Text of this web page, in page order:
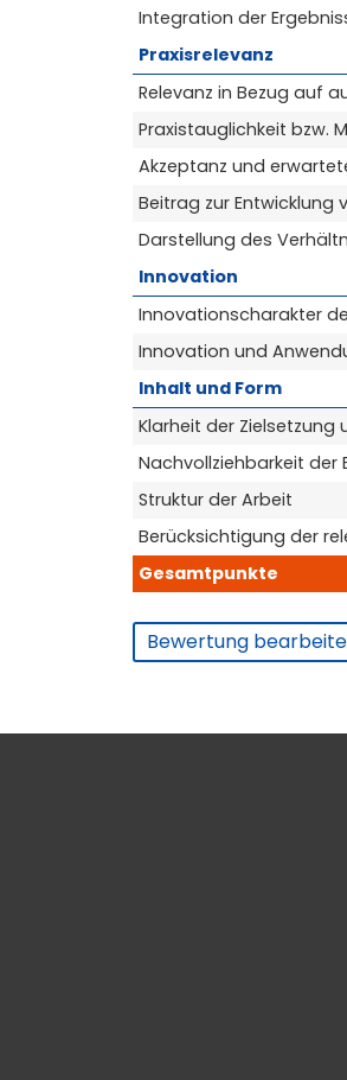
Gesamtpunkte
Integration der
Praxisrelevanz
Relevanz in Bezug auf
Praxistauglichkeit bzw.
Akzeptanz und
Beitrag zur Entwicklung
Darstellung des
Innovation
Innovationscharakter
Innovation und
Inhalt und Form
Klarheit der
Nachvollziehbarkeit der
Struktur der Arbeit
Berücksichtigung der
Bewertung